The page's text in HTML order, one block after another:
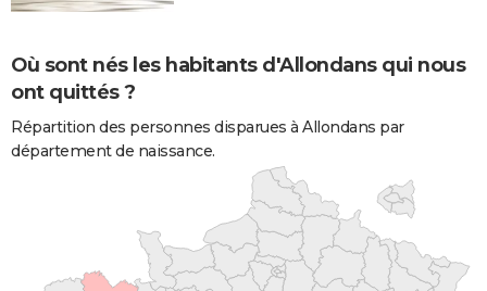
Où sont nés les habitants d'Allondans qui nous
ont quittés ?
Répartition des personnes disparues à Allondans par
département de naissance.